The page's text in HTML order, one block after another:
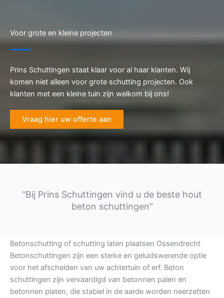
Voor grote en kleine projecten
Prins Schuttingen staat klaar voor al haar klanten. Wij
komen niet alleen voor grote schutting projecten. Ook
klanten met een kleine tuin zijn welkom bij ons!
Vraag hier uw offerte aan
“Bij Prins Schuttingen vind u de beste hout
beton schuttingen”
Betonschutting of schutting laten plaatsen Ossendrecht
Betonschuttingen zijn een sterke en geluidswerende optie
voor het afscheiden van uw achtertuin of erf. Beton
schuttingen zijn vervaardigd van betonnen palen en
betonnen platen, die stabiel in de aarde worden neerzetten